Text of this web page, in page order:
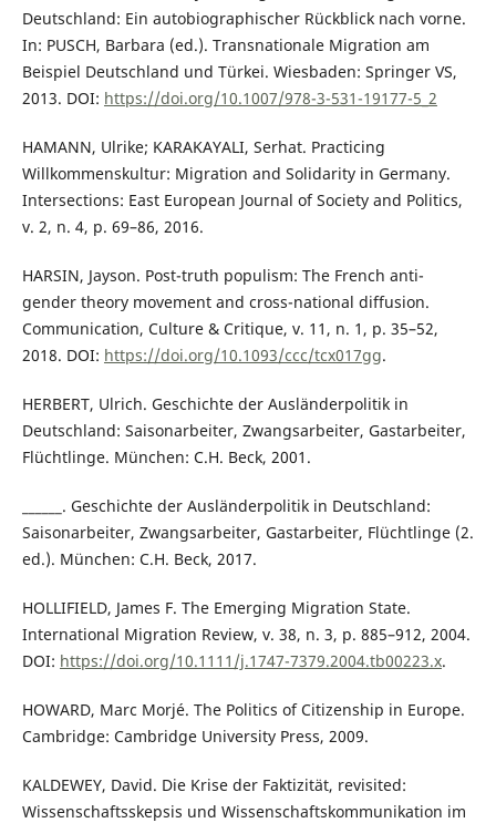
Deutschland: Ein autobiographischer Rückblick nach vorne.
In: PUSCH, Barbara (ed.). Transnationale Migration am
Beispiel Deutschland und Türkei. Wiesbaden: Springer VS,
2013. DOI: https://doi.org/10.1007/978-3-531-19177-5_2
HAMANN, Ulrike; KARAKAYALI, Serhat. Practicing
Willkommenskultur: Migration and Solidarity in Germany.
Intersections: East European Journal of Society and Politics,
v. 2, n. 4, p. 69–86, 2016.
HARSIN, Jayson. Post-truth populism: The French anti-
gender theory movement and cross-national diffusion.
Communication, Culture & Critique, v. 11, n. 1, p. 35–52,
2018. DOI: https://doi.org/10.1093/ccc/tcx017gg.
HERBERT, Ulrich. Geschichte der Ausländerpolitik in
Deutschland: Saisonarbeiter, Zwangsarbeiter, Gastarbeiter,
Flüchtlinge. München: C.H. Beck, 2001.
______. Geschichte der Ausländerpolitik in Deutschland:
Saisonarbeiter, Zwangsarbeiter, Gastarbeiter, Flüchtlinge (2.
ed.). München: C.H. Beck, 2017.
HOLLIFIELD, James F. The Emerging Migration State.
International Migration Review, v. 38, n. 3, p. 885–912, 2004.
DOI: https://doi.org/10.1111/j.1747-7379.2004.tb00223.x.
HOWARD, Marc Morjé. The Politics of Citizenship in Europe.
Cambridge: Cambridge University Press, 2009.
KALDEWEY, David. Die Krise der Faktizität, revisited:
Wissenschaftsskepsis und Wissenschaftskommunikation im